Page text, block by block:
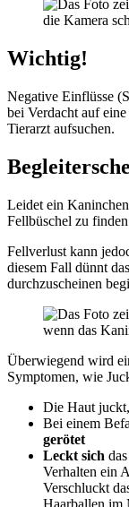
Wichtig!
Negative Einflüsse
bei Verdacht auf
Tierarzt aufsuchen.
Leidet ein
Fellbüschel zu
Fellverlust kann
diesem Fall dünnt
durchzuscheinen
Überwiegend wird
Symptomen, wie
Die Haut
Bei einem
gerötet
Leckt sich
Verhalten ein
Verschluckt
Haarballen im